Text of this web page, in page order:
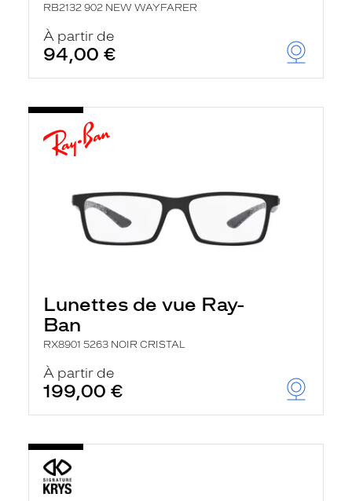
RB2132 902 NEW WAYFARER
À partir de
94,00 €
Lunettes de vue Ray-
Ban
RX8901 5263 NOIR CRISTAL
À partir de
199,00 €